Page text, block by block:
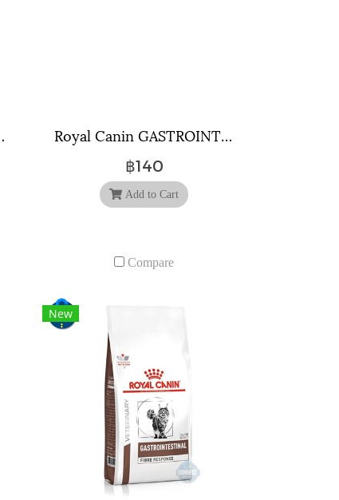
จำนวน 12 ซอง Royal Canin GASTROINTESTINAL KITTEN ขนาดกระป๋อง 195 กรัม.
฿140
Add to Cart
Compare
New